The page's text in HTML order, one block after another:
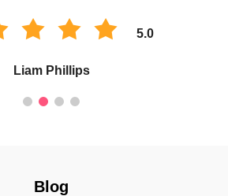
5.0
Liam Phillips
Blog